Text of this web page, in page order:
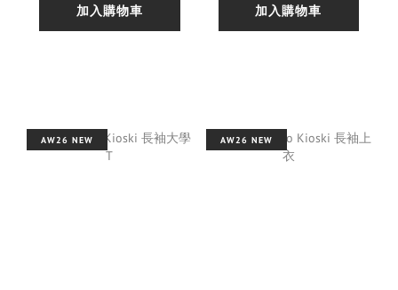
加入購物車 加入購物車
AW26 NEW AW26 NEW